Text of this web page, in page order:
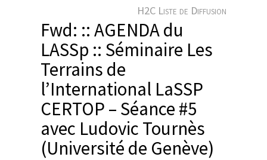
H2C Liste de Diffusion
Fwd: :: AGENDA du
LASSp :: Séminaire Les
Terrains de
l’International LaSSP
CERTOP – Séance #5
avec Ludovic Tournès
(Université de Genève)